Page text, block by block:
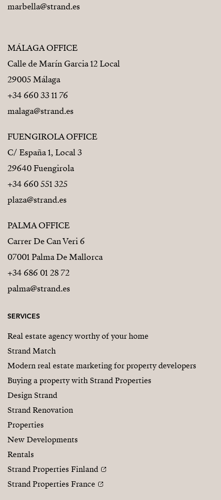
marbella@strand.es
MÁLAGA OFFICE
Calle de Marín Garcia 12 Local
29005 Málaga
+34 660 33 11 76
malaga@strand.es
FUENGIROLA OFFICE
C/ España 1, Local 3
29640 Fuengirola
+34 660 551 325
plaza@strand.es
PALMA OFFICE
Carrer De Can Veri 6
07001 Palma De Mallorca
+34 686 01 28 72
palma@strand.es
SERVICES
Real estate agency worthy of your home
Strand Match
Modern real estate marketing for property developers
Buying a property with Strand Properties
Design Strand
Strand Renovation
Properties
New Developments
Rentals
Strand Properties Finland
Strand Properties France